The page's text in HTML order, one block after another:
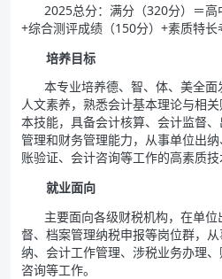
2025总分：满分（320分）＝高
+综合测评成绩（150分）+素质特长
培养目标
本专业培养德、智、体、美全
人文素养，熟悉会计基本理论与相
本技能，具备会计核算、会计监督
管理和财务管理能力，从事单位出
账验证、会计咨询等工作的高素质技
就业面向
主要面向各级财税机构，在单
督、档案管理纳税申报等岗位群，
纳、会计工作管理、涉税业务办理
咨询等工作。